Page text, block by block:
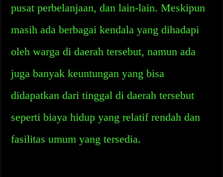
pusat perbelanjaan, dan lain-lain. Meskipun
masih ada berbagai kendala yang dihadapi
oleh warga di daerah tersebut, namun ada
juga banyak keuntungan yang bisa
didapatkan dari tinggal di daerah tersebut
seperti biaya hidup yang relatif rendah dan
fasilitas umum yang tersedia.